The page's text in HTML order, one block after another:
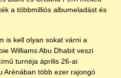
a többmilliós albumeladást és
is kell olyan sokat várni a
Williams Abu Dhabit veszi
turnéja április 26-ai
Arénában több ezer rajongó